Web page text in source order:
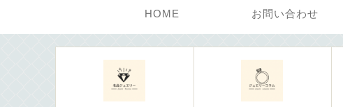
HOME お問い合わせ